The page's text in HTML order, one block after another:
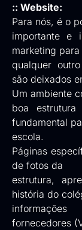
:: Website:
Para nós, é o
importante e
marketing
qualquer
são deixados
Um ambiente
boa
fundamental
escola.
Páginas
de fotos da
estrutura,
história do
fornecedores